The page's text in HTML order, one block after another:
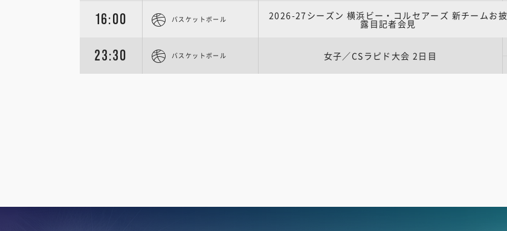
16:00 バスケットボール 2026-27シーズン 横浜ビー・コルセアーズ 新チームお披
露目記者会見
23:30 バスケットボール 女子／CSラピド大会 2日目